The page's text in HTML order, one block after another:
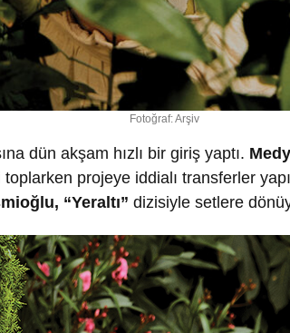
Fotoğraf: Arşiv
dün akşam hızlı bir giriş yaptı.
projeye iddialı transferler
“Yeraltı” dizisiyle setlere